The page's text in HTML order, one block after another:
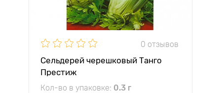
0 отзывов
Сельдерей черешковый Танго
Престиж
Кол-во в упаковке: 0.3 г